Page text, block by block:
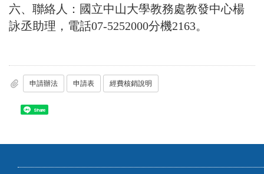
六、聯絡人：國立中山大學教務處教發中心楊
詠丞助理，電話07-5252000分機2163。
申請辦法 申請表 經費核銷說明
Share